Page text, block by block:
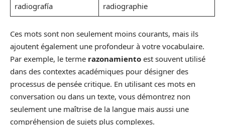
radiografía
radiographie
Ces mots sont non seulement moins courants, mais ils
ajoutent également une profondeur à votre vocabulaire.
Par exemple, le terme razonamiento est souvent utilisé
dans des contextes académiques pour désigner des
processus de pensée critique. En utilisant ces mots en
conversation ou dans un texte, vous démontrez non
seulement une maîtrise de la langue mais aussi une
compréhension de sujets plus complexes.